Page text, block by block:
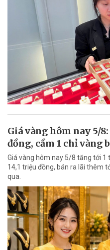
Giá vàng hôm nay 5/
đồng, cầm 1 chỉ vàng
Giá vàng hôm nay 5/8 tăng tới
14,1 triệu đồng, bán ra lãi thêm
qua.